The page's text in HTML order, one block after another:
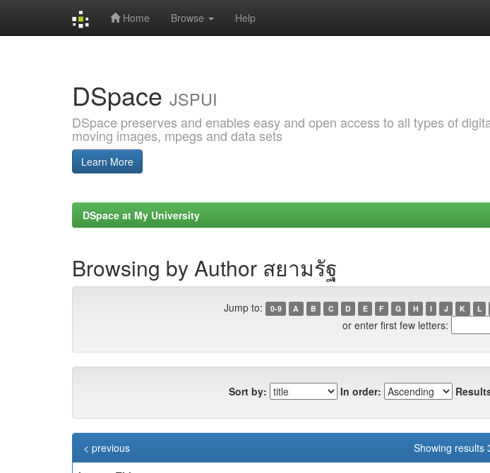
Home Browse Help
DSpace JSPUI
DSpace preserves and enables easy and open access to all types of
moving images, mpegs and data sets
Learn More
DSpace at My University
Browsing by Author สยามรัฐ
Jump to: 0-9 A B C D E F G H I J K L
or enter first few letters:
Sort by: In order:
Showing results
< previous